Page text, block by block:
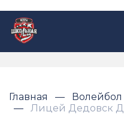
Главная Волейбол
Лицей Дедовск Д